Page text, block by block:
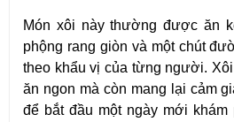
Món xôi này thường được ăn
phộng rang giòn và một chút
theo khẩu vị của từng người.
ăn ngon mà còn mang lại cảm
để bắt đầu một ngày mới